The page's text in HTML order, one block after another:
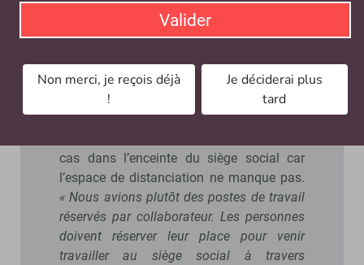
travail.« Nous avons dit à nos
collaborateurs : ‘Vous n’êtes pas obligés de
personnes venaient chaque jour. Le niveau
était assez faible : 10 % de l’effectif se
déplaçait
cas dans l’enceinte du siège social car
l’espace de distanciation ne manque pas.
« Nous avions plutôt des postes de travail
réservés par collaborateur. Les personnes
doivent réserver leur place pour venir
travailler au siège social à travers
Valider
Non merci, je reçois déjà
!
Je déciderai plus
tard